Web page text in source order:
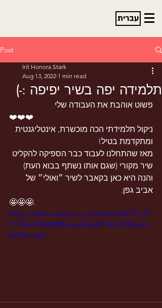
עברית
Post
תלמידה יפה בשיר יפיפה :-)
Irit Honora Stark
Aug 13, 2022 1 min read
פשוט אוהבת את העבודה שלי
❤️❤️❤️
ניקול תלמידתי הכה מוכשרת, אינטליגנטית
ומתקדמת בטיל!
מאז שהתחלנו לעבוד כבר הספיקה להקליט
שיר מקורי (שגם אותו נשתף בבוא העת)
והנה היא כאן בקאבר לשיר ״ואולי״ של
אביב גפן.
🤩🤩🤩.
https://video.wixstatic.com/video/31d773_79
71750a1705482098cded546d8715c2/1080p/m
p4/file.mp4